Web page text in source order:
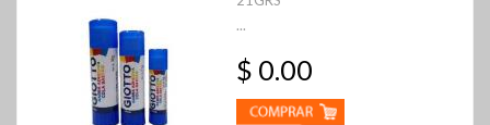
...
$ 0.00